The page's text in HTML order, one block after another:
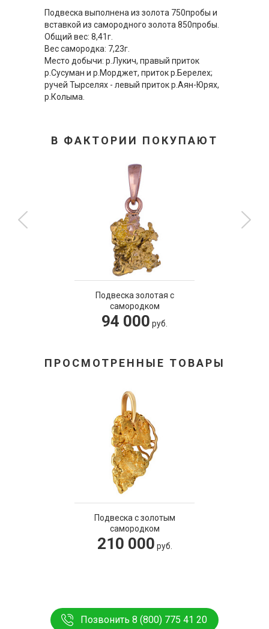
Подвеска выполнена из золота 750пробы и
вставкой из самородного золота 850пробы.
Общий вес: 8,41г.
Вес самородка: 7,23г.
Место добычи: р.Лукич, правый приток
р.Сусуман и р.Морджет, приток р.Берелех;
ручей Тырселях - левый приток р.Аян-Юрях,
р.Колыма.
В ФАКТОРИИ ПОКУПАЮТ
Подвеска золотая с
самородком
94 000 руб.
ПРОСМОТРЕННЫЕ ТОВАРЫ
Подвеска с золотым
самородком
210 000 руб.
Позвонить 8 (800) 775 41 20